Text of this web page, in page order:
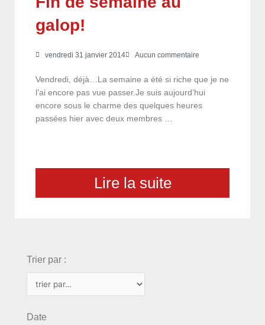
galop!
vendredi 31 janvier 2014 Aucun commentaire
Vendredi, déjà…La semaine a été si riche que je ne
l’ai encore pas vue passer.Je suis aujourd’hui
encore sous le charme des quelques heures
passées hier avec deux membres …
Lire la suite
Trier par :
Date